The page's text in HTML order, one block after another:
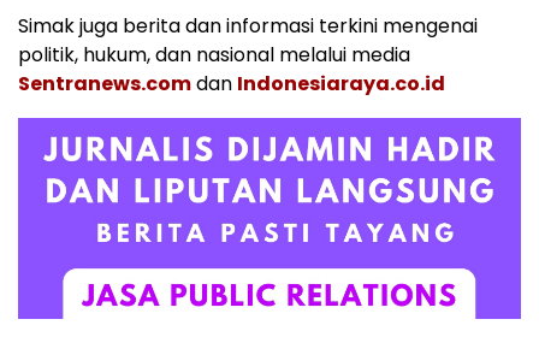
Simak juga berita dan informasi terkini mengenai
politik, hukum, dan nasional melalui media
Sentranews.comdan Indonesiaraya.co.id